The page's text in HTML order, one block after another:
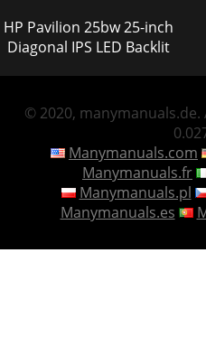
HP Pavilion 25bw 25-inch
Diagonal IPS LED Backlit
© 2020,
Manymanuals.com
Manymanuals.fr
Manymanuals.pl
Manymanuals.es